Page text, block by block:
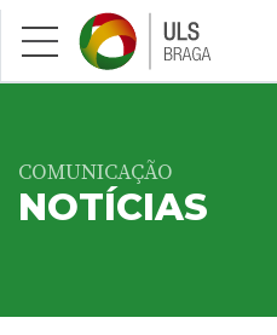
Saltar para conteúdo
COMUNICAÇÃO
NOTÍCIAS